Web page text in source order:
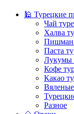
🕌 Турецкие
Чай
Халва
Паста
Лукумы
Кофе
Какао
Разное